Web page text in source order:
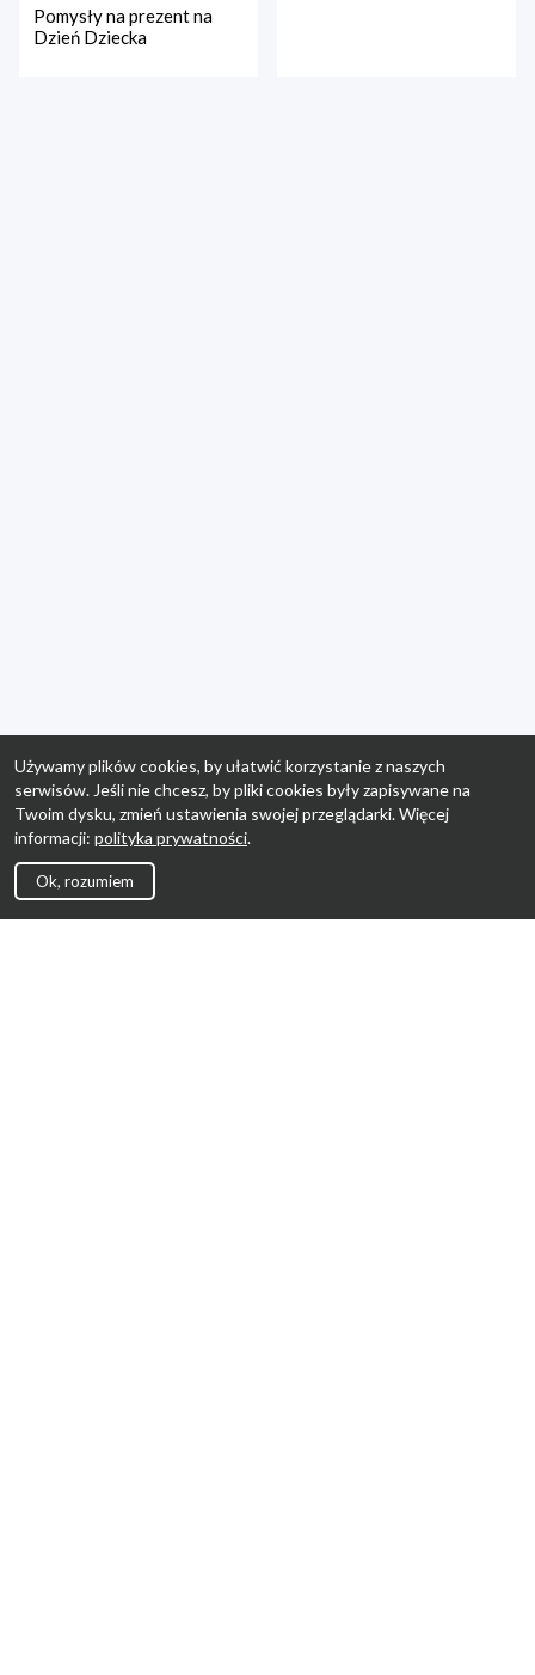
Pomysły na prezent na
Dzień Dziecka
Używamy plików cookies, by ułatwić korzystanie z naszych
serwisów. Jeśli nie chcesz, by pliki cookies były zapisywane na
Twoim dysku, zmień ustawienia swojej przeglądarki. Więcej
informacji: polityka prywatności.
Ok, rozumiem